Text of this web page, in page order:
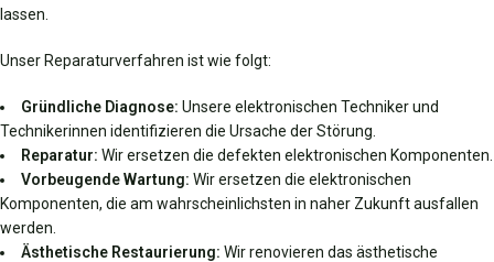
lassen.
Unser Reparaturverfahren ist wie folgt:
Gründliche Diagnose: Unsere elektronischen Techniker und
Technikerinnen identifizieren die Ursache der Störung.
Reparatur: Wir ersetzen die defekten elektronischen Komponenten.
Vorbeugende Wartung: Wir ersetzen die elektronischen
Komponenten, die am wahrscheinlichsten in naher Zukunft ausfallen
werden.
Ästhetische Restaurierung: Wir renovieren das ästhetische